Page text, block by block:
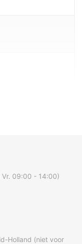
09:00 - 14:00)
Holland (niet voor